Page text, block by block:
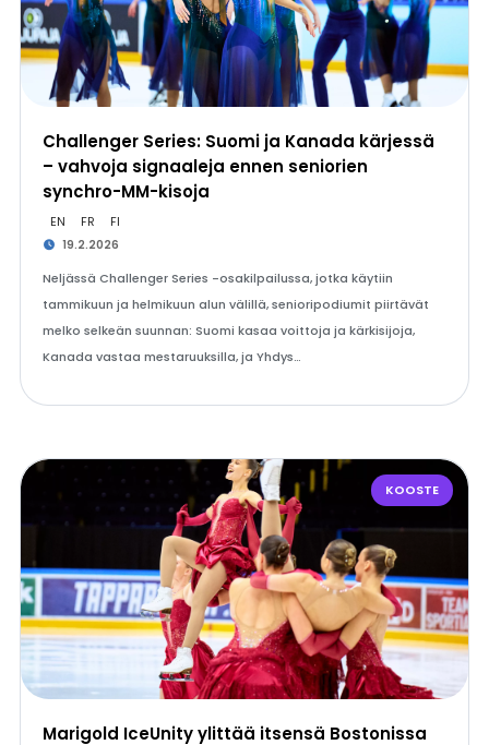
Challenger Series: Suomi ja Kanada kärjessä
– vahvoja signaaleja ennen seniorien
synchro-MM-kisoja
EN FR FI
19.2.2026
Neljässä Challenger Series -osakilpailussa, jotka käytiin
tammikuun ja helmikuun alun välillä, senioripodiumit piirtävät
melko selkeän suunnan: Suomi kasaa voittoja ja kärkisijoja,
Kanada vastaa mestaruuksilla, ja Yhdys…
KOOSTE
Marigold IceUnity ylittää itsensä Bostonissa